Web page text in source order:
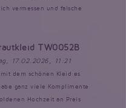
vermessen und falsche
TW0052B
17.02.2026, 11:21
dem schönen Kleid es
ganz viele Komplimente
Hochzeit an Preis